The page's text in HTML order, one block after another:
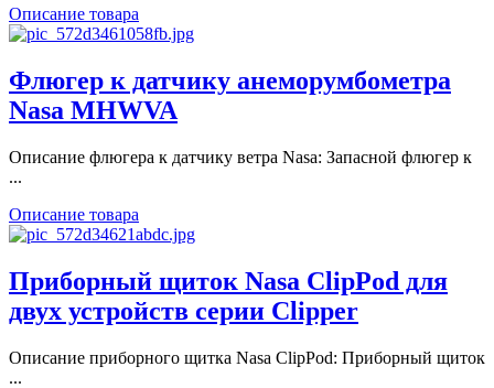
Описание товара
Флюгер к датчику анеморумбометра
Nasa MHWVA
Описание флюгера к датчику ветра Nasa: Запасной флюгер к
...
Описание товара
Приборный щиток Nasa ClipPod для
двух устройств серии Clipper
Описание приборного щитка Nasa ClipPod: Приборный щиток
...